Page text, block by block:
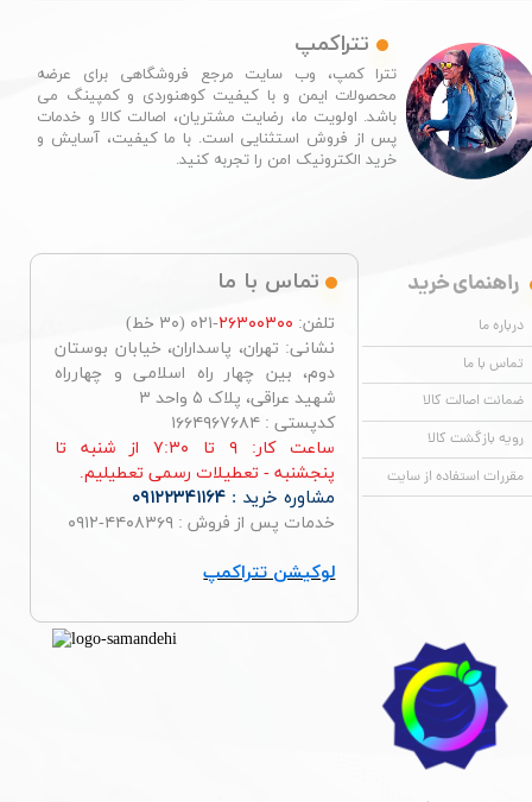
راهنمای خرید
درباره ما
تماس با ما
ضمانت اصالت کالا
رویه بازگشت کالا
مقررات استفاده از سایت
تترا کمپ، وب سایت مرجع فروشگاهی برای عرضه
محصولات ایمن و با کیفیت کوهنوردی و کمپینگ می
باشد. اولویت ما، رضایت مشتریان، اصالت کالا و خدمات
پس از فروش استثنایی است. با ما کیفیت، آسایش و
خرید الکترونیک امن را تجربه کنید.​​​​​​​
تتراکمپ
تماس با ما
تلفن: ۲۶۳۰۰۳۰۰-۰۲۱ (۳۰ خط)
نشانی: تهران، پاسداران، خیابان بوستان
دوم، بین چهار راه اسلامی و چهارراه
شهید عراقی، پلاک ۵ واحد ۳
کدپستی : ۱۶۶۴۹۶۷۶۸۴
ساعت کار: ۹ تا ۷:۳۰ از شنبه تا
پنجشنبه - تعطیلات رسمی تعطیلیم.
مشاوره خرید : ۰۹۱۲۲۳۴۱۱۶۴
خدمات پس از فروش : ۴۴۰۸۳۶۹-۰۹۱۲
لوکیشن تتراکمپ